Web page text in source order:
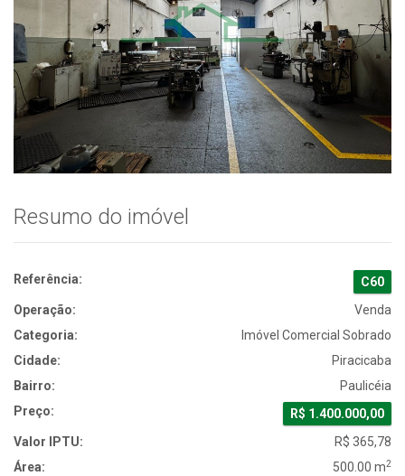
Resumo do imóvel
Referência:
C60
Operação:
Venda
Categoria:
Imóvel Comercial Sobrado
Cidade:
Piracicaba
Bairro:
Paulicéia
Preço:
R$ 1.400.000,00
Valor IPTU:
R$ 365,78
Área:
500.00 m2